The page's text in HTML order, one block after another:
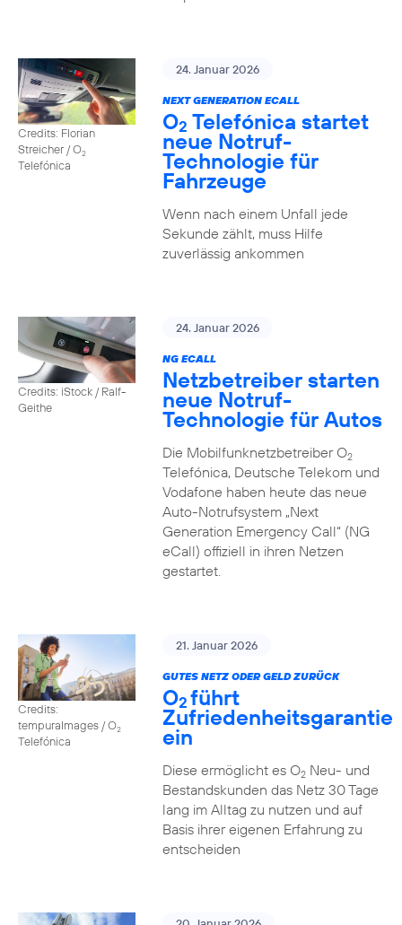
Credits: Florian
Streicher / O2
Telefónica
24. Januar 2026
NEXT GENERATION ECALL
O2 Telefónica startet
neue Notruf-
Technologie für
Fahrzeuge
Wenn nach einem Unfall jede
Sekunde zählt, muss Hilfe
zuverlässig ankommen
Credits: iStock / Ralf-
Geithe
24. Januar 2026
NG ECALL
Netzbetreiber starten
neue Notruf-
Technologie für Autos
Die Mobilfunknetzbetreiber O2
Telefónica, Deutsche Telekom und
Vodafone haben heute das neue
Auto-Notrufsystem „Next
Generation Emergency Call“ (NG
eCall) offiziell in ihren Netzen
gestartet.
Credits:
tempuraImages / O2
Telefónica
21. Januar 2026
GUTES NETZ ODER GELD ZURÜCK
O2führt
Zufriedenheitsgarantie
ein
Diese ermöglicht es O2Neu- und
Bestandskunden das Netz 30 Tage
lang im Alltag zu nutzen und auf
Basis ihrer eigenen Erfahrung zu
entscheiden